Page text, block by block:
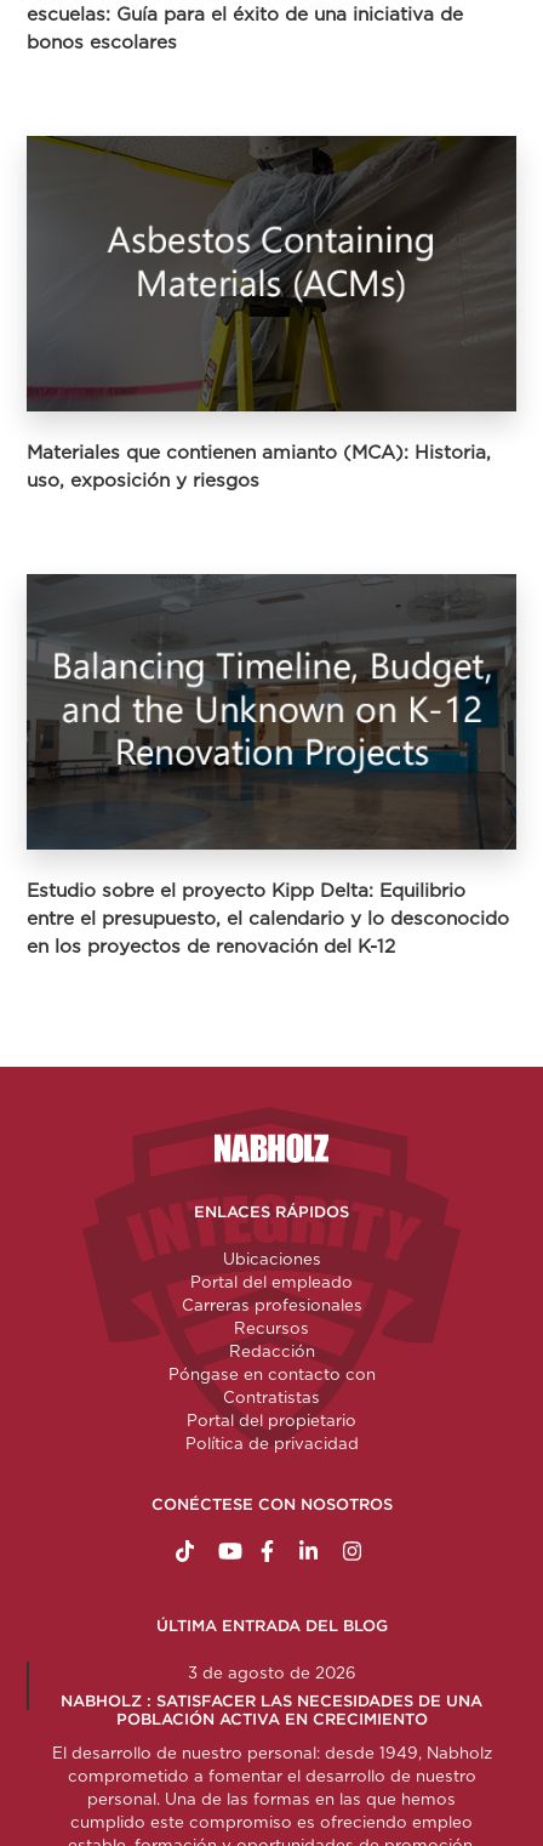
escuelas: Guía para el éxito de una iniciativa de
bonos escolares
Materiales que contienen amianto (MCA): Historia,
uso, exposición y riesgos
Estudio sobre el proyecto Kipp Delta: Equilibrio
entre el presupuesto, el calendario y lo desconocido
en los proyectos de renovación del K-12
Nabholz Construction
ENLACES RÁPIDOS
Ubicaciones
Portal del empleado
Carreras profesionales
Recursos
Redacción
Póngase en contacto con
Contratistas
Portal del propietario
Política de privacidad
CONÉCTESE CON NOSOTROS
https://www.tiktok.com/
http://www.youtube.com/
http://www.facebook.com/
http://www.linkedin.com/
http://
ÚLTIMA ENTRADA DEL BLOG
3 de agosto de 2026
NABHOLZ : SATISFACER LAS NECESIDADES DE UNA
POBLACIÓN ACTIVA EN CRECIMIENTO
El desarrollo de nuestro personal: desde 1949, Nabholz
comprometido a fomentar el desarrollo de nuestro
personal. Una de las formas en las que hemos
cumplido este compromiso es ofreciendo empleo